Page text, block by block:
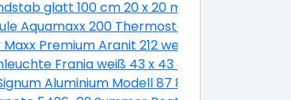
glatt 100 cm 20 x 20 mm
Aquamaxx 200 Thermostat Thermostat,
Premium Aranit 212 weiß 12,5 x 0,53 m
Frania weiß 43 x 43 cm warmweiß
DIN rechts, weiß/titan
Aluminium Modell 87 88 x 200 cm, DIN